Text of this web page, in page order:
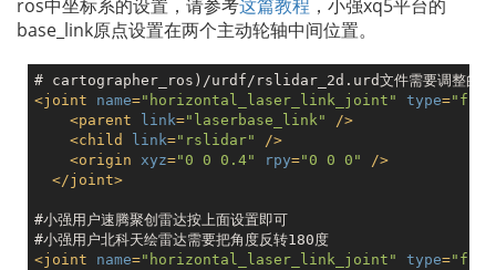
ros中坐标系的设置，请参考这篇教程 ，小强xq5平台的
base_link原点设置在两个主动轮轴中间位置。
<joint name="horizontal_laser_link_joint" type=
<parent link="laserbase_link"
/>
<child link="rslidar"
/>
<origin xyz="0 0 0.4" rpy="0 0 0"
/>
</joint>
#小强用户速腾聚创雷达按上面设置即可
<joint name="horizontal_laser_link_joint" type=